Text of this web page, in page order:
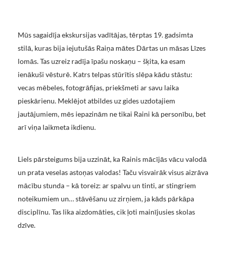
Mūs sagaidīja ekskursijas vadītājas, tērptas 19. gadsimta
stilā, kuras bija iejutušās Raiņa mātes Dārtas un māsas Līzes
lomās. Tas uzreiz radīja īpašu noskaņu – šķita, ka esam
ienākuši vēsturē. Katrs telpas stūrītis slēpa kādu stāstu:
vecas mēbeles, fotogrāfijas, priekšmeti ar savu laika
pieskārienu. Meklējot atbildes uz gides uzdotajiem
jautājumiem, mēs iepazinām ne tikai Raini kā personību, bet
arī viņa laikmeta ikdienu.
Liels pārsteigums bija uzzināt, ka Rainis mācījās vācu valodā
un prata veselas astoņas valodas! Taču visvairāk visus aizrāva
mācību stunda – kā toreiz: ar spalvu un tinti, ar stingriem
noteikumiem un… stāvēšanu uz zirņiem, ja kāds pārkāpa
disciplīnu. Tas lika aizdomāties, cik ļoti mainījusies skolas
dzīve.